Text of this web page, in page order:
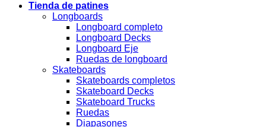
Tienda de patines
Longboards
Longboard completo
Longboard Decks
Longboard Eje
Ruedas de longboard
Skateboards
Skateboards completos
Skateboard Decks
Skateboard Trucks
Ruedas
Diapasones